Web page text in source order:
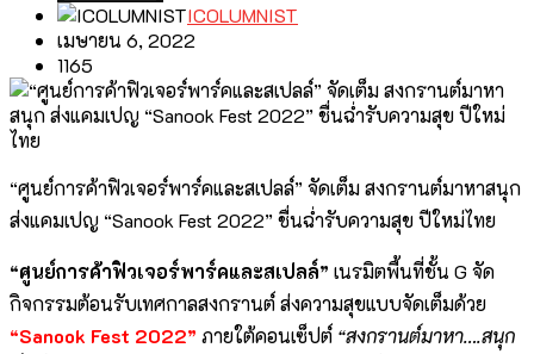
ICOLUMNIST
เมษายน 6, 2022
1165
“ศูนย์การค้าฟิวเจอร์พาร์คและสเปลล์” จัดเต็ม สงกรานต์มาหาสนุก
ส่งแคมเปญ “Sanook Fest 2022” ชื่นฉ่ำรับความสุข ปีใหม่ไทย
“ศูนย์การค้าฟิวเจอร์พาร์คและสเปลล์” เนรมิตพื้นที่ชั้น G จัด
กิจกรรมต้อนรับเทศกาลสงกรานต์ ส่งความสุขแบบจัดเต็มด้วย
“Sanook Fest 2022” ภายใต้คอนเซ็ปต์ “สงกรานต์มาหา….สนุก